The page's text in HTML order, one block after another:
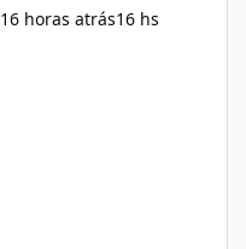
16 horas atrás16 hs